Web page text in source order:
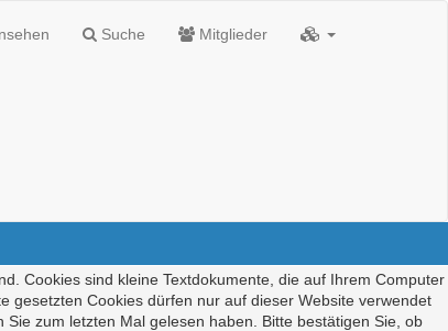
Suche Mitglieder
Cookies sind kleine Textdokumente, die auf Ihrem Computer
gesetzten Cookies dürfen nur auf dieser Website verwendet
zum letzten Mal gelesen haben. Bitte bestätigen Sie, ob